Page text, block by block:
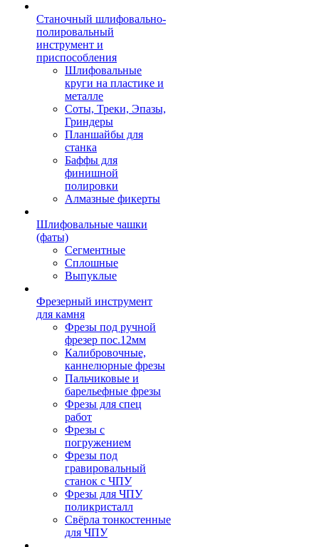
Станочный шлифовально-
полировальный
инструмент и
приспособления
Шлифовальные
круги на пластике и
металле
Соты, Треки, Эпазы,
Гриндеры
Планшайбы для
станка
Баффы для
финишной
полировки
Алмазные фикерты
Шлифовальные чашки
(фаты)
Сегментные
Сплошные
Выпуклые
Фрезерный инструмент
для камня
Фрезы под ручной
фрезер пос.12мм
Калибровочные,
каннелюрные фрезы
Пальчиковые и
барельефные фрезы
Фрезы для спец
работ
Фрезы с
погружением
Фрезы под
гравировальный
станок с ЧПУ
Фрезы для ЧПУ
поликристалл
Свёрла тонкостенные
для ЧПУ